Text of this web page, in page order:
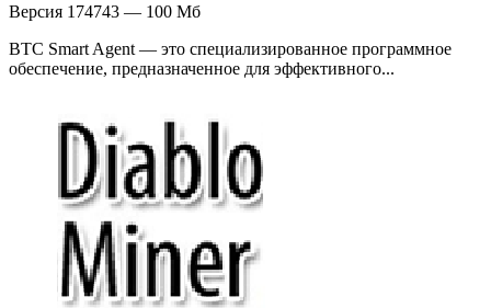
Версия 174743 — 100 Мб
BTC Smart Agent — это специализированное программное
обеспечение, предназначенное для эффективного...